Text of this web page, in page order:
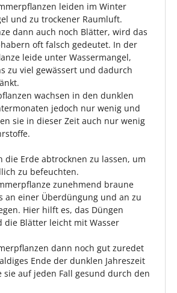
leiden im Winter
und zu trockener Raumluft.
dann auch noch Blätter, wird das
oft falsch gedeutet. In der
leide unter Wassermangel,
zu viel gewässert und dadurch
wachsen in den dunklen
jedoch nur wenig und
sie in dieser Zeit auch nur wenig
die Erde abtrocknen zu lassen, um
zu befeuchten.
zunehmend braune
an einer Überdüngung und an zu
Hier hilft es, das Düngen
die Blätter leicht mit Wasser
dann noch gut zuredet
Ende der dunklen Jahreszeit
sie auf jeden Fall gesund durch den